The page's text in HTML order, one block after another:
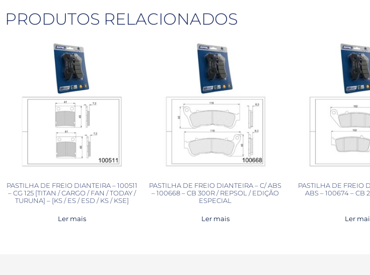
PRODUTOS RELACIONADOS
PASTILHA DE FREIO DIANTEIRA – 100511
– CG 125 [TITAN / CARGO / FAN / TODAY /
TURUNA] – [KS / ES / ESD / KS / KSE]
Ler mais
PASTILHA DE FREIO DIANTEIRA – C/ ABS
– 100668 – CB 300R / REPSOL / EDIÇÃO
ESPECIAL
Ler mais
PASTILHA DE FREIO
ABS – 100674 – CB
Ler